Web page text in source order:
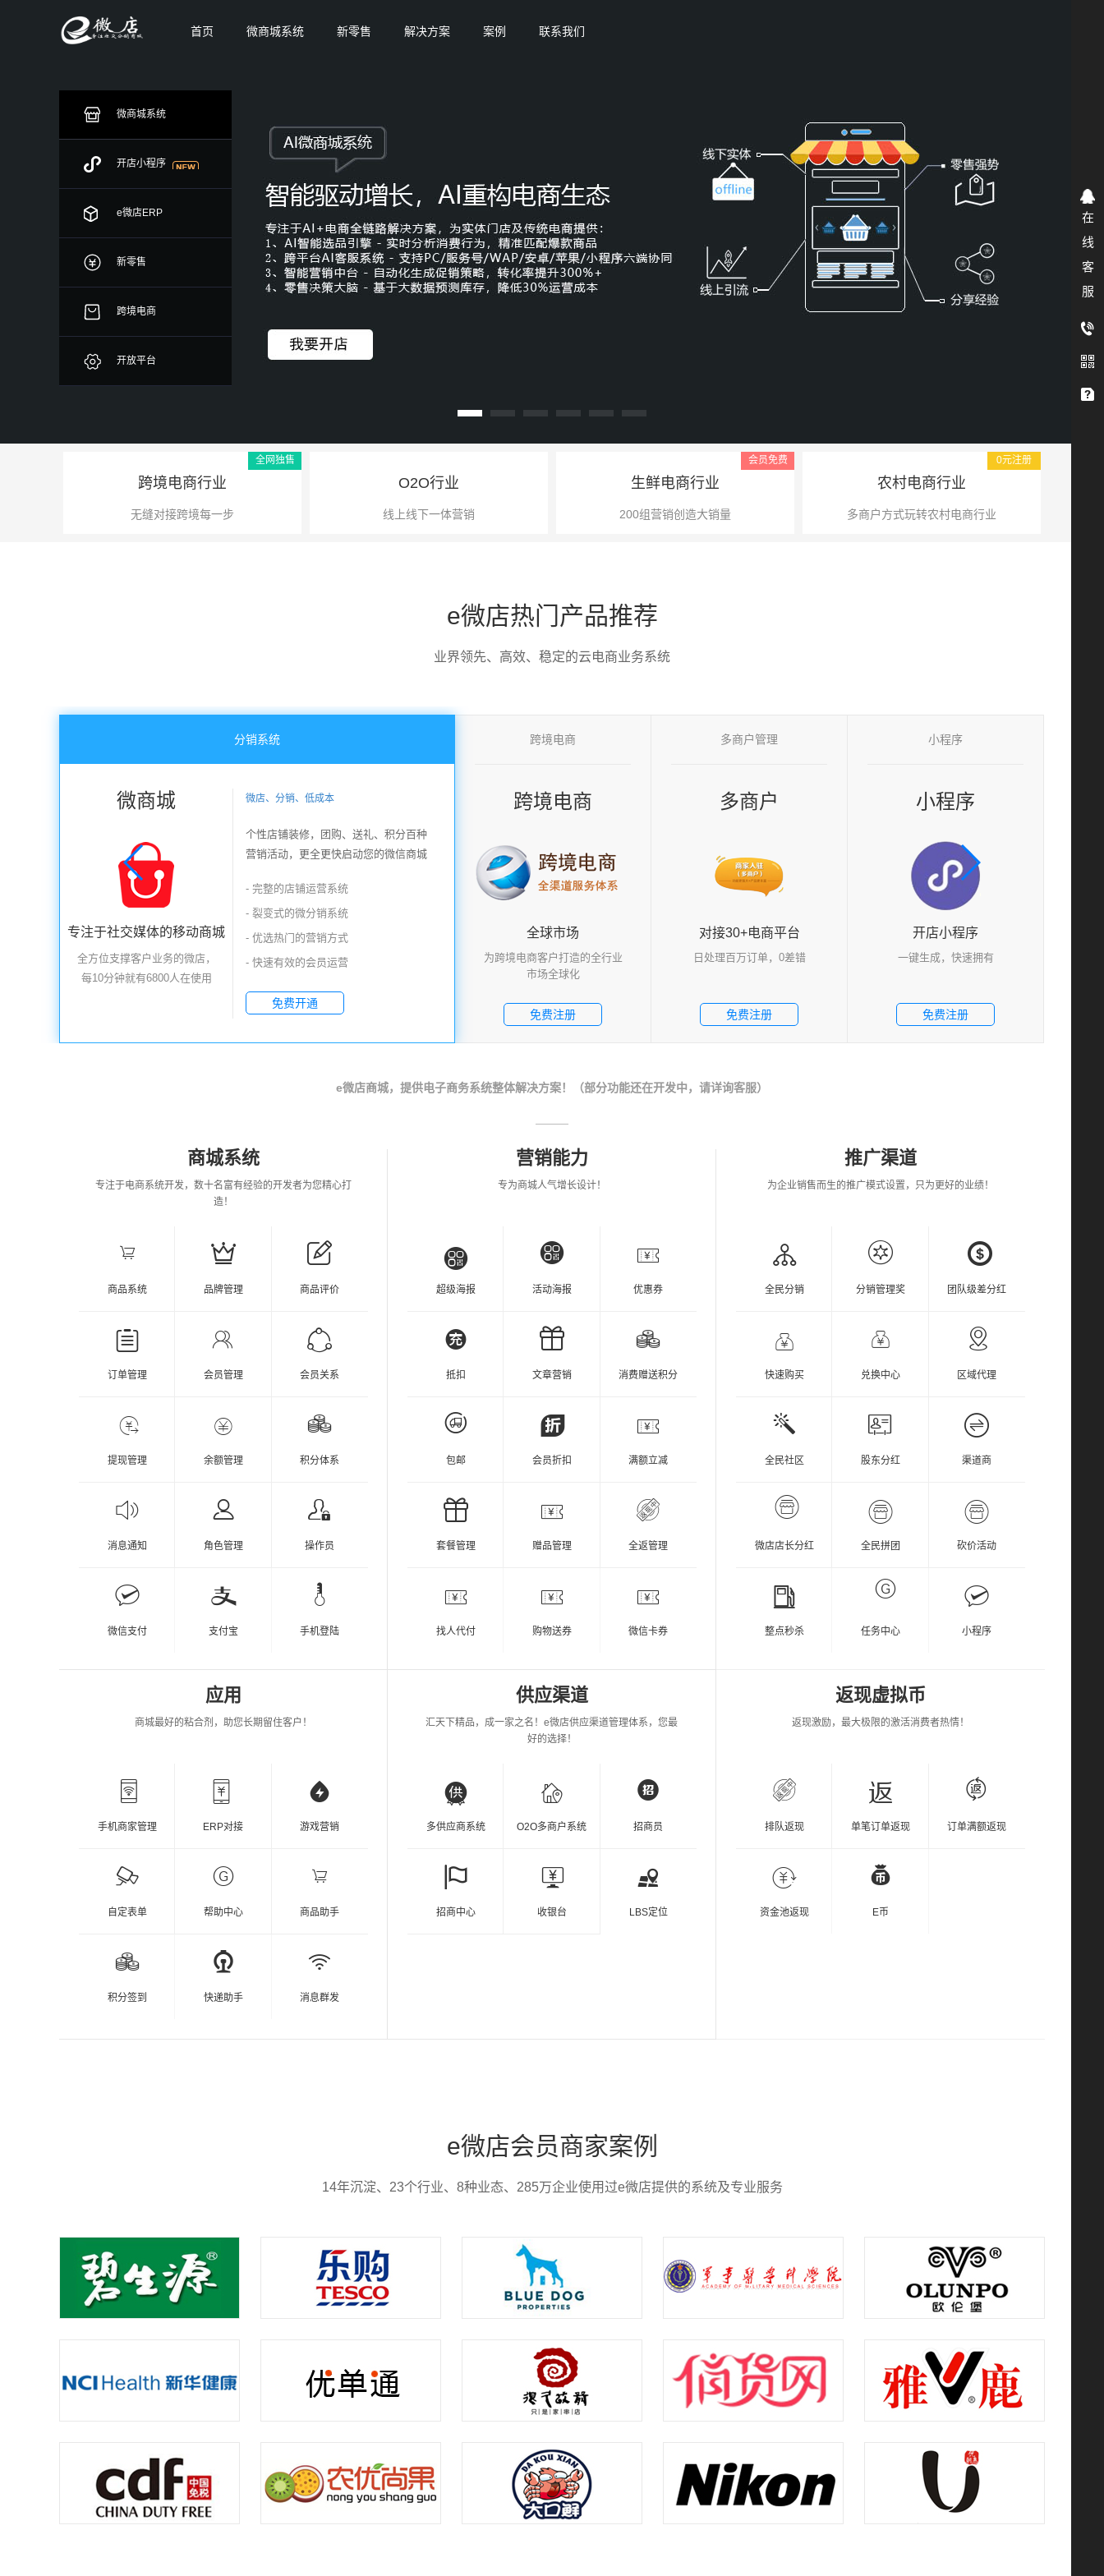
在
线
客
服
首页 微商城系统
微商城
新零售 解决方案
门店/移动/社交/微商
有效结合移动/社交/门店业务
帮企业拓展移动新零售格局
多渠道零售/官方零售
实现多渠道布局，自建零售
助力企业打造全新的供货/
分销/采购/经销/一件代发模式
多模式多布局
全面整合各业务模式优点
敬请期待
企业自主自建业务
协助企业根据电商模式特性
个性化搭建业务场景
行业解决方案
跨境电商解决方案 农村电商解决方案
案例 联系我们
微商城系统
开店小程序
e微店ERP
新零售
跨境电商
开放平台
跨境电商行业
无缝对接跨境每一步
全网独售
O2O行业
线上线下一体营销
生鲜电商行业
200组营销创造大销量
会员免费
农村电商行业
多商户方式玩转农村电商行业
0元注册
e微店热门产品推荐
业界领先、高效、稳定的云电商业务系统
获取和传播，具有出色的
分销系统
微商城
专注于社交媒体的移动商城
全方位支撑客户业务的微店，
每10分钟就有6800人在使用
微店、分销、低成本
个性店铺装修，团购、送礼、积分百种
营销活动，更全更快启动您的微信商城
- 完整的店铺运营系统
- 裂变式的微分销系统
- 优选热门的营销方式
- 快速有效的会员运营
免费开通
跨境电商
跨境电商
全球市场
为跨境电商客户打造的全行业
市场全球化
免费注册
跨境电商
全球市场
为跨境电商客户打造的全行业
市场全球化
洞察全球情报 把握市场动向
速增长，2014年达4.2万亿元，已成为电商市
场的新引擎；同时跨境电商在进出口贸易所
占比重逐年大幅度增长，2014年已占比
免费注册
多商户管理
多商户
对接30+电商平台
日处理百万订单，0差错
免费注册
多商户
对接30+电商平台
日处理百万订单，0差错
快上手，全自动，0漏单
修）+智能返佣+智能订单拆分+商家子帐号
功能等；采用当今电子商务网站运营最佳模
式：平台自营与供应商店铺共存模式，极大
的丰富了平台商品，是成功电商企业的不二
小程序
小程序
开店小程序
一键生成，快速拥有
免费注册
小程序
开店小程序
一键生成，快速拥有
e微店商城，提供电子商务系统整体解决方案！（部分功能还在开发中，请详询客服）
商城系统
专注于电商系统开发，数十名富有经验的开发者为您精心打
造！
商品系统 品牌管理 商品评价
订单管理 会员管理 会员关系
提现管理 余额管理 积分体系
消息通知 角色管理 操作员
微信支付 支付宝 手机登陆
营销能力
专为商城人气增长设计！
超级海报 活动海报 优惠券
抵扣 文章营销 消费赠送积分
包邮 会员折扣 满额立减
套餐管理 赠品管理 全返管理
找人代付 购物送券 微信卡券
推广渠道
为企业销售而生的推广模式设置，只为更好的业绩！
全民分销 分销管理奖 团队级差分红
快速购买 兑换中心 区域代理
全民社区 股东分红 渠道商
微店店长分红 全民拼团 砍价活动
整点秒杀 任务中心 小程序
应用
商城最好的粘合剂，助您长期留住客户！
手机商家管理 ERP对接 游戏营销
自定表单 帮助中心 商品助手
积分签到 快递助手 消息群发
供应渠道
汇天下精品，成一家之名！e微店供应渠道管理体系，您最
好的选择！
多供应商系统 O2O多商户系统 招商员
招商中心 收银台 LBS定位
返现虚拟币
返现激励，最大极限的激活消费者热情！
排队返现 单笔订单返现 订单满额返现
资金池返现 E币
e微店会员商家案例
14年沉淀、23个行业、8种业态、285万企业使用过e微店提供的系统及专业服务